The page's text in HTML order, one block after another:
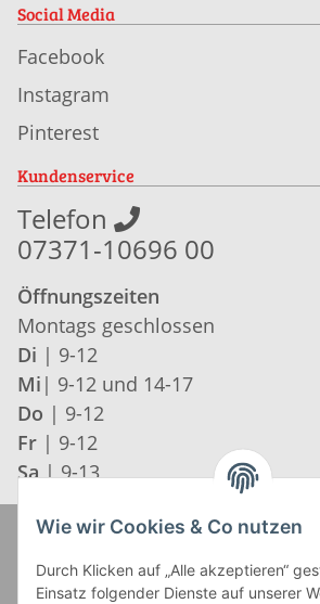
Social Media
Facebook
Instagram
Pinterest
Kundenservice
Telefon
07371-10696 00
Öffnungszeiten
Montags geschlossen
Di | 9-12
Mi | 9-12 und 14-17
Do | 9-12
Fr | 9-12
Sa | 9-13
Wie wir Cookies & Co nutzen
Durch Klicken auf „Alle akzeptieren“
Einsatz folgender Dienste auf unserer